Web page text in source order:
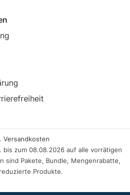
Versandkosten
bis zum 08.08.2026 auf alle vorrätigen
sind Pakete, Bundle, Mengenrabatte,
Produkte.